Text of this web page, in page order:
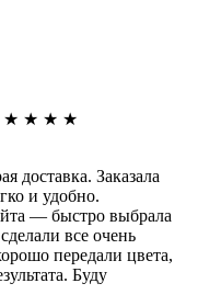
★ ★ ★ ★
доставка. Заказала
и удобно.
— быстро выбрала
все очень
передали цвета,
Буду